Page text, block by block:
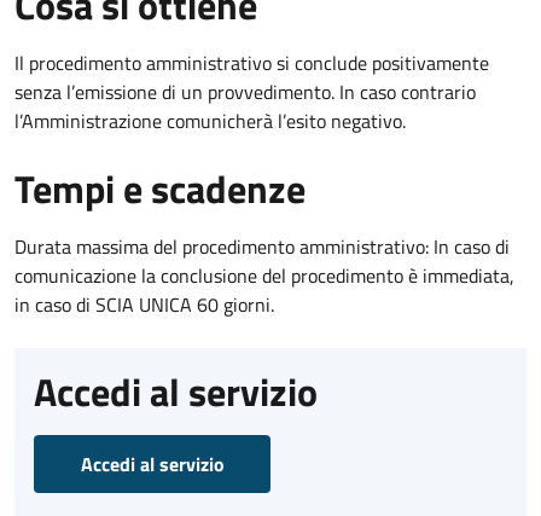
Il procedimento amministrativo si conclude positivamente
senza l’emissione di un provvedimento. In caso contrario
l’Amministrazione comunicherà l’esito negativo.
Tempi e scadenze
Durata massima del procedimento amministrativo: In caso di
comunicazione la conclusione del procedimento è immediata,
in caso di SCIA UNICA 60 giorni.
Accedi al servizio
Accedi al servizio